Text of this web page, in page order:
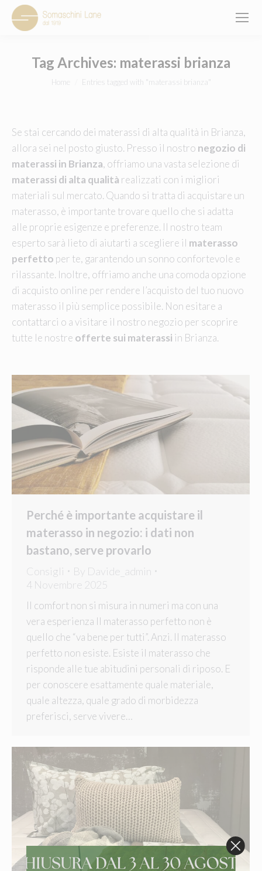
Tag Archives: materassi brianza
You are here:
Home Entries tagged with "materassi brianza"
Se stai cercando dei materassi di alta qualità in Brianza,
allora sei nel posto giusto. Presso il nostro negozio di
materassi in Brianza, offriamo una vasta selezione di
materassi di alta qualità realizzati con i migliori
materiali sul mercato. Quando si tratta di acquistare un
materasso, è importante trovare quello che si adatta
alle proprie esigenze e preferenze. Il nostro team
esperto sarà lieto di aiutarti a scegliere il materasso
perfetto per te, garantendo un sonno confortevole e
rilassante. Inoltre, offriamo anche una comoda opzione
di acquisto online per rendere l’acquisto del tuo nuovo
materasso il più semplice possibile. Non esitare a
contattarci o a visitare il nostro negozio per scoprire
tutte le nostre offerte sui materassi in Brianza.
Perché è importante acquistare il
materasso in negozio: i dati non
bastano, serve provarlo
Consigli By Davide_admin
4 Novembre 2025
Il comfort non si misura in numeri ma con una
vera esperienza Il materasso perfetto non è
quello che “va bene per tutti”. Anzi. Il materasso
perfetto non esiste. Esiste il materasso che
risponde alle tue abitudini personali di riposo. E
per conoscere esattamente quale materiale,
quale altezza, quale grado di morbidezza
preferisci, serve vivere…